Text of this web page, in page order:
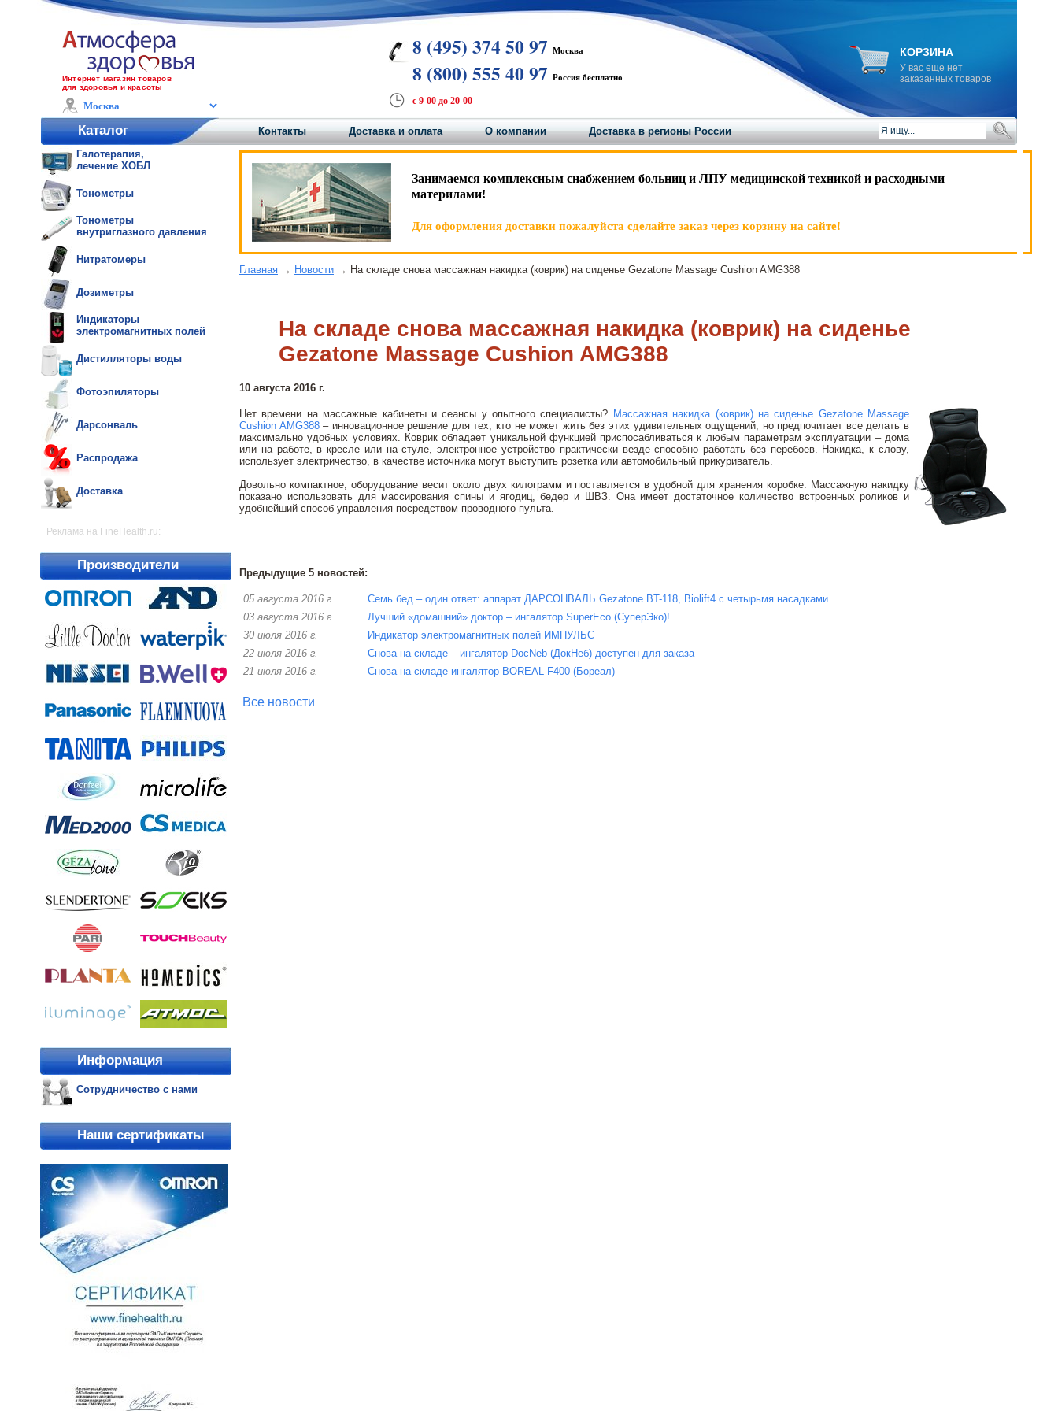
Интернет магазин товаров
для здоровья и красоты
8 (495) 374 50 97 Москва
8 (800) 555 40 97 Россия бесплатно
с 9-00 до 20-00
КОРЗИНА
У вас еще нет
заказанных товаров
Каталог Контакты Доставка и оплата О компании
Доставка в регионы России
Галотерапия,
лечение ХОБЛ
Тонометры
Тонометры
внутриглазного давления
Нитратомеры
Дозиметры
Индикаторы
электромагнитных полей
Дистилляторы воды
Фотоэпиляторы
Дарсонваль
Распродажа
Доставка
Реклама на FineHealth.ru:
Производители
Информация
Сотрудничество с нами
Наши сертификаты
Занимаемся комплексным снабжением больниц и ЛПУ медицинской техникой и расходными
материлами!
Для оформления доставки пожалуйста сделайте заказ через корзину на сайте!
Главная → Новости → На складе снова массажная накидка (коврик) на сиденье Gezatone Massage Cushion AMG388
На складе снова массажная накидка (коврик) на сиденье
Gezatone Massage Cushion AMG388
10 августа 2016 г.
Нет времени на массажные кабинеты и сеансы у опытного специалисты? Массажная накидка (коврик) на сиденье Gezatone Massage
Cushion AMG388– инновационное решение для тех, кто не может жить без этих удивительных ощущений, но предпочитает все делать в
максимально удобных условиях. Коврик обладает уникальной функцией приспосабливаться к любым параметрам эксплуатации – дома
или на работе, в кресле или на стуле, электронное устройство практически везде способно работать без перебоев. Накидка, к слову,
использует электричество, в качестве источника могут выступить розетка или автомобильный прикуриватель.
Довольно компактное, оборудование весит около двух килограмм и поставляется в удобной для хранения коробке. Массажную накидку
показано использовать для массирования спины и ягодиц, бедер и ШВЗ. Она имеет достаточное количество встроенных роликов и
удобнейший способ управления посредством проводного пульта.
Предыдущие 5 новостей:
05 августа 2016 г.
Семь бед – один ответ: аппарат ДАРСОНВАЛЬ Gezatone BT-118, Biolift4 с четырьмя насадками
03 августа 2016 г.
Лучший «домашний» доктор – ингалятор SuperEco (СуперЭко)!
30 июля 2016 г.
Индикатор электромагнитных полей ИМПУЛЬС
22 июля 2016 г.
Снова на складе – ингалятор DocNeb (ДокНеб) доступен для заказа
21 июля 2016 г.
Снова на складе ингалятор BOREAL F400 (Бореал)
Все новости